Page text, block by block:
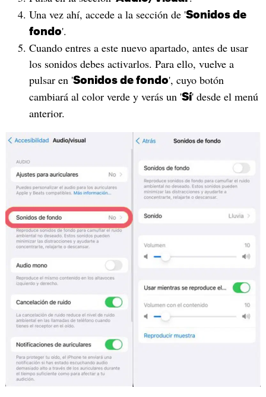
Una vez ahí, accede a la sección de 'Sonidos de
fondo'.
Cuando entres a este nuevo apartado, antes de usar
los sonidos debes activarlos. Para ello, vuelve a
pulsar en 'Sonidos de fondo', cuyo botón
cambiará al color verde y verás un 'Sí' desde el menú
anterior.